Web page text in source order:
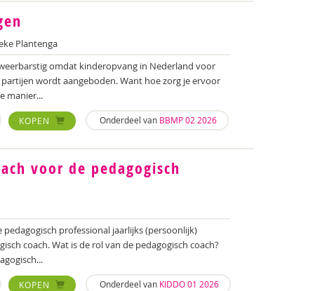
Plantenga
omdat kinderopvang in Nederland voor
wordt aangeboden. Want hoe zorg je ervoor
manier...
KOPEN Onderdeel van BBMP 02 2026
voor de pedagogisch
professional jaarlijks (persoonlijk)
coach. Wat is de rol van de pedagogisch coach?
KOPEN Onderdeel van KIDDO 01 2026